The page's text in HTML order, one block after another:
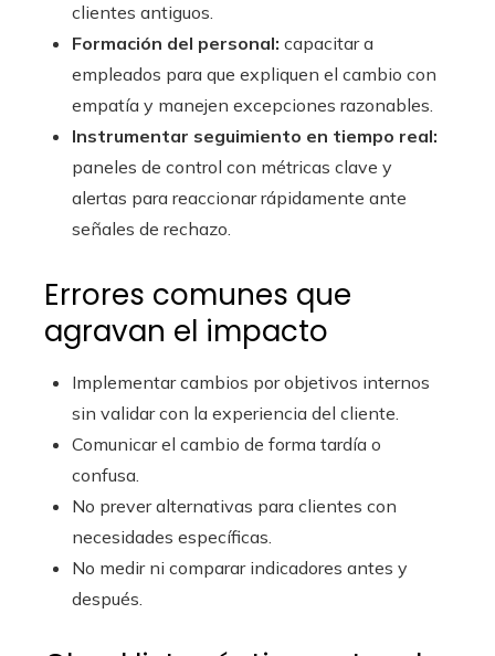
clientes antiguos.
Formación del personal: capacitar a
empleados para que expliquen el cambio con
empatía y manejen excepciones razonables.
Instrumentar seguimiento en tiempo real:
paneles de control con métricas clave y
alertas para reaccionar rápidamente ante
señales de rechazo.
Errores comunes que
agravan el impacto
Implementar cambios por objetivos internos
sin validar con la experiencia del cliente.
Comunicar el cambio de forma tardía o
confusa.
No prever alternativas para clientes con
necesidades específicas.
No medir ni comparar indicadores antes y
después.